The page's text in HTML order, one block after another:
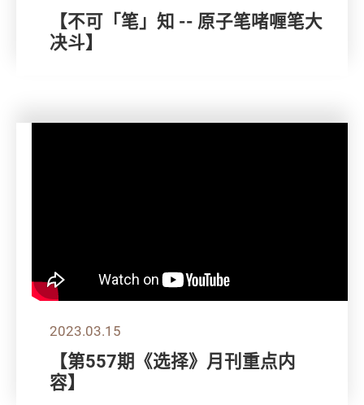
【不可「笔」知 -- 原子笔啫喱笔大
决斗】
2023.03.15
【第557期《选择》月刊重点内
容】